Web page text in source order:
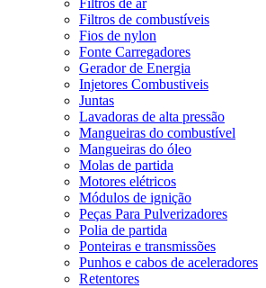
Filtros de ar
Filtros de combustíveis
Fios de nylon
Fonte Carregadores
Gerador de Energia
Injetores Combustiveis
Juntas
Lavadoras de alta pressão
Mangueiras do combustível
Mangueiras do óleo
Molas de partida
Motores elétricos
Módulos de ignição
Peças Para Pulverizadores
Polia de partida
Ponteiras e transmissões
Punhos e cabos de aceleradores
Retentores